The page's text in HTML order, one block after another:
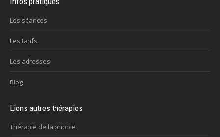
Les séances
Les tarifs
Les adresses
Blog
Liens autres thérapies
Thérapie de la phobie